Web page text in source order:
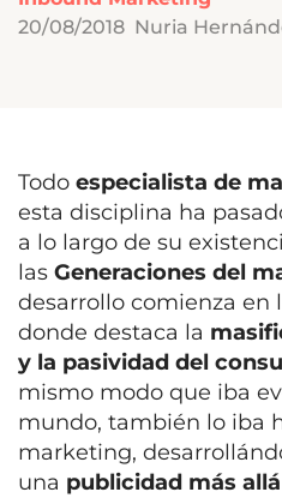
20/08/2018 Nuria
Todo especialista de
esta disciplina ha
a lo largo de su
las Generaciones del
desarrollo comienza en
donde destaca la
y la pasividad del
mismo modo que iba
mundo, también lo iba
marketing,
una publicidad más